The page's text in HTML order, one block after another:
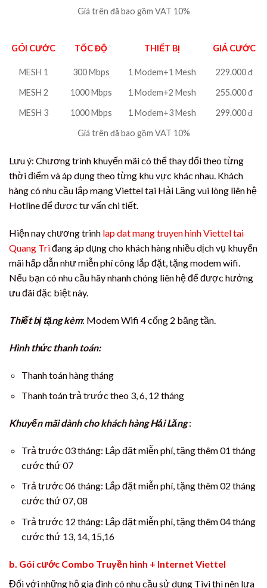
Giá trên đã bao gồm VAT 10%
GÓI CƯỚC TỐC ĐỘ THIẾT BỊ GIÁ CƯỚC
MESH 1 300 Mbps 1 Modem+1 Mesh
229.000 đ
MESH 2
1000 Mbps 1 Modem+2 Mesh
255.000 đ
MESH 3
1000 Mbps 1 Modem+3 Mesh
299.000 đ
Giá trên đã bao gồm VAT 10%
Lưu ý: Chương trình khuyến mãi có thể thay đổi theo từng
thời điểm và áp dụng theo từng khu vực khác nhau. Khách
hàng có nhu cầu lắp mạng Viettel tại Hải Lăng vui lòng liên hệ
Hotline để được tư vấn chi tiết.
Hiện nay chương trình lap dat mang truyen hinh Viettel tai
Quang Triđang áp dụng cho khách hàng nhiều dịch vụ khuyến
mãi hấp dẫn như miễn phí công lắp đặt, tặng modem wifi.
Nếu bạn có nhu cầu hãy nhanh chóng liên hệ để được hưởng
ưu đãi đặc biệt này.
Thiết bị tặng kèm: Modem Wifi 4 cổng 2 băng tần.
Hình thức thanh toán:
Thanh toán hàng tháng
Thanh toán trả trước theo 3, 6, 12 tháng
Khuyến mãi dành cho khách hàng Hải Lăng:
Trả trước 03 tháng: Lắp đặt miễn phí, tặng thêm 01 tháng
cước thứ 07
Trả trước 06 tháng: Lắp đặt miễn phí, tặng thêm 02 tháng
cước thứ 07, 08
Trả trước 12 tháng: Lắp đặt miễn phí, tặng thêm 04 tháng
cước thứ 13, 14, 15,16
b. Gói cước Combo Truyền hình + Internet Viettel
Đối với những hộ gia đình có nhu cầu sử dụng Tivi thì nên lựa